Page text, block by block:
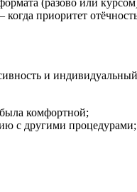
приоритет
и
комфортной;
с другими процедурами;